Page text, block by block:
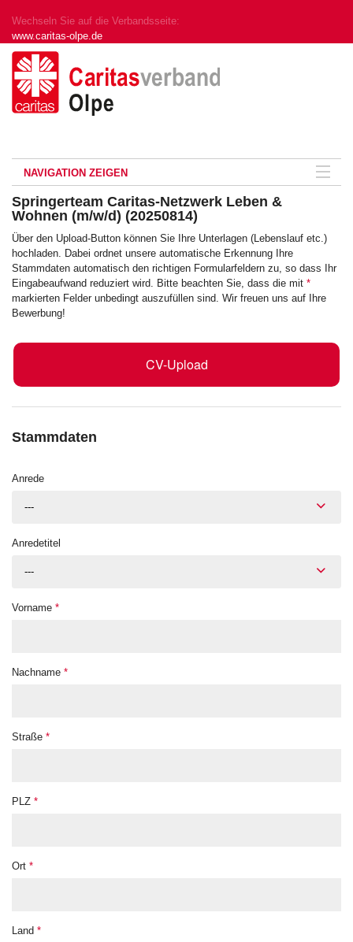
Wechseln Sie auf die Verbandsseite:
www.caritas-olpe.de
NAVIGATION ZEIGEN
Springerteam Caritas-Netzwerk Leben &
Wohnen (m/w/d) (20250814)
Über den Upload-Button können Sie Ihre Unterlagen (Lebenslauf etc.)
hochladen. Dabei ordnet unsere automatische Erkennung Ihre
Stammdaten automatisch den richtigen Formularfeldern zu, so dass Ihr
Eingabeaufwand reduziert wird. Bitte beachten Sie, dass die mit *
markierten Felder unbedingt auszufüllen sind. Wir freuen uns auf Ihre
Bewerbung!
CV-Upload
Stammdaten
Anrede
---
Anredetitel
---
Vorname *
Nachname *
Straße *
PLZ *
Ort *
Land *